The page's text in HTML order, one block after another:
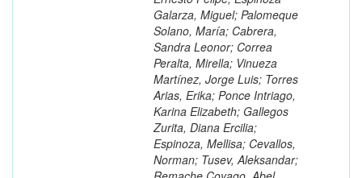
Galarza, Miguel; Palomeque
Solano, María; Cabrera,
Sandra Leonor; Correa
Peralta, Mirella; Vinueza
Martínez, Jorge Luis; Torres
Arias, Erika; Ponce Intriago,
Karina Elizabeth; Gallegos
Zurita, Diana Ercilia;
Espinoza, Mellisa; Cevallos,
Norman; Tusev, Aleksandar;